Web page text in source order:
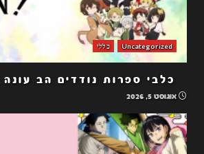
Uncategorized כללי
כלבי ספרות נודדים הב עונה 2 פרקים 5-1
אוגוסט 5, 2026